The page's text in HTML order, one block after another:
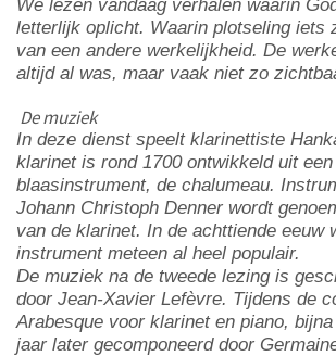
We lezen vandaag verhalen waarin
letterlijk oplicht. Waarin plotseling iets
van een andere werkelijkheid. De
altijd al was, maar vaak niet zo
De muziek
In deze dienst speelt klarinettiste
klarinet is rond 1700 ontwikkeld uit
blaasinstrument, de chalumeau.
Johann Christoph Denner wordt
van de klarinet. In de achttiende eeuw
instrument meteen al heel populair.
De muziek na de tweede lezing is
door Jean-Xavier Lefèvre. Tijdens de
Arabesque voor klarinet en piano,
jaar later gecomponeerd door